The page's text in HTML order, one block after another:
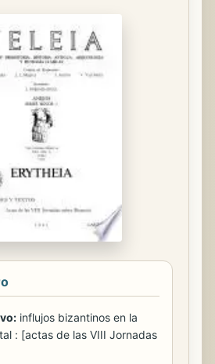
influjos bizantinos en la
: [actas de las VIII Jornadas